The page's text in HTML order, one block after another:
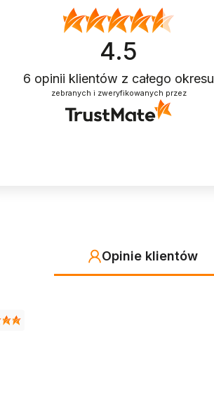
4.5
6 opinii klientów z całego okresu
zebranych i zweryfikowanych przez
Opinie klientów